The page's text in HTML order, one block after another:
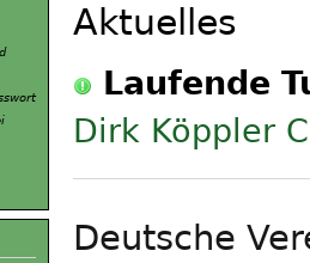
Aktuelles
Laufende
Dirk Köppler
Deutsche